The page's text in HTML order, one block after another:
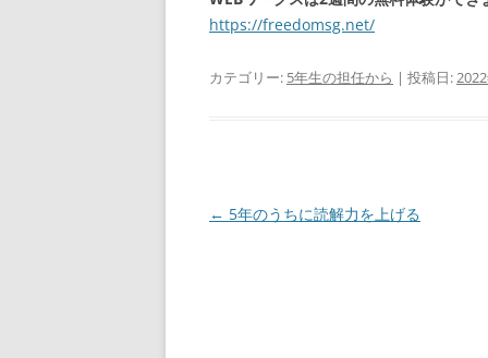
https://freedomsg.net/
カテゴリー: 5年生の担任から | 投稿日:
投
← 5年のうちに読解力を上げる